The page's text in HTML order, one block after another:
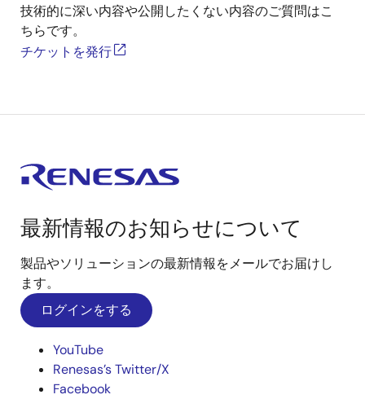
技術的に深い内容や公開したくない内容のご質問はこ
ちらです。
チケットを発行
最新情報のお知らせについて
製品やソリューションの最新情報をメールでお届けし
ます。
ログインをする
YouTube
Renesas’s Twitter/X
Facebook